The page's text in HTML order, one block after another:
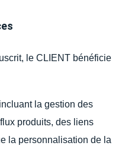
le CLIENT bénéficie
la gestion des
produits, des liens
la personnalisation de la